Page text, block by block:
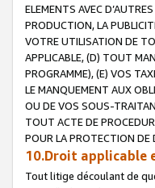
ELEMENTS AVEC
PRODUCTION, LA
VOTRE UTILISATION DE
APPLICABLE, (D) TOUT
PROGRAMME), (E) VOS
LE MANQUEMENT AUX
OU DE VOS SOUS-
TOUT ACTE DE
POUR LA PROTECTION DE
10.Droit applicable
Tout litige découlant de